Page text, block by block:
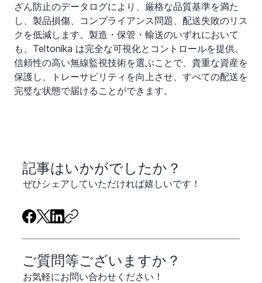
ざん防止のデータログにより、厳格な品質基準を満た
し、製品損傷、コンプライアンス問題、配送失敗のリス
クを低減します。製造・保管・輸送のいずれにおいて
も、Teltonika は完全な可視化とコントロールを提供。
信頼性の高い無線監視技術を選ぶことで、貴重な資産を
保護し、トレーサビリティを向上させ、すべての配送を
完璧な状態で届けることができます。
​記事はいかがでしたか？
ぜひシェアしていただければ嬉しいです！
ご質問等ございますか？
お気軽にお問い合わせください！